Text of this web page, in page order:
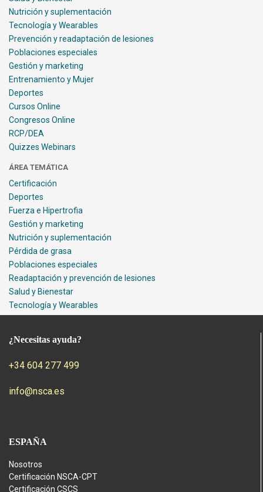
Nutrición y suplementación
Tecnología y Wearables
Prevención y readaptación de lesiones
Poblaciones especiales
Gestión y marketing
Entrenamiento y Mujer
Deportes
Cursos Online
Congresos Online
RCP/DEA
Quizzes Webinars
ÁREA TEMÁTICA
Certificación
Deportes
Fuerza e Hipertrofia
Gestión y marketing
Nutrición y suplementación
Pérdida de grasa
Poblaciones especiales
Readaptación y prevención de lesiones
Salud y Bienestar
Tecnología y Wearables
¿Necesitas ayuda?
+34 604 277 499
info@nsca.es
ESPAÑA
Nosotros
Certificación NSCA-CPT
Certificación CSCS